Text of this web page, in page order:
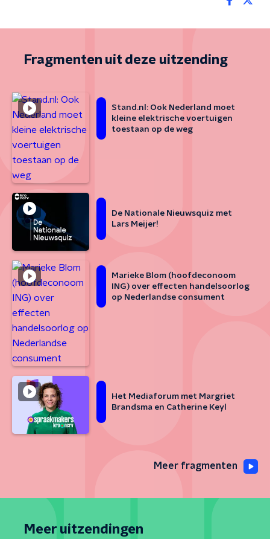
Fragmenten uit deze uitzending
Stand.nl: Ook Nederland moet
kleine elektrische voertuigen
toestaan op de weg
De Nationale Nieuwsquiz met
Lars Meijer!
Marieke Blom (hoofdeconoom
ING) over effecten handelsoorlog
op Nederlandse consument
Het Mediaforum met Margriet
Brandsma en Catherine Keyl
Meer fragmenten
Meer uitzendingen